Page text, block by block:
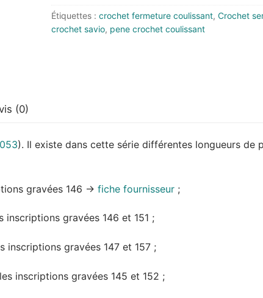
de
baie
Étiquettes : crochet fermeture coulissant, Crochet
crochet savio, pene crochet coulissant
(0)
). Il existe dans cette série différentes longueurs de
gravées 146 -> fiche fournisseur ;
gravées 146 et 151 ;
gravées 147 et 157 ;
inscriptions gravées 145 et 152 ;